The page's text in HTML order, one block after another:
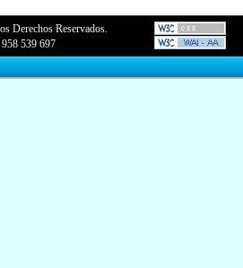
Derechos Reservados.
958 539 697